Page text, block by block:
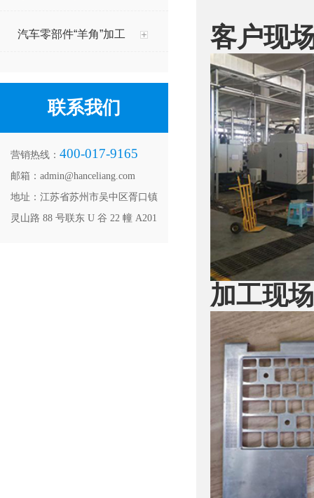
汽车零部件“羊角”加工
联系我们
营销热线： 400-017-9165
邮箱：admin@hanceliang.com
地址：江苏省苏州市吴中区胥口镇
灵山路 88 号联东 U 谷 22 幢 A201
客户现
加工现